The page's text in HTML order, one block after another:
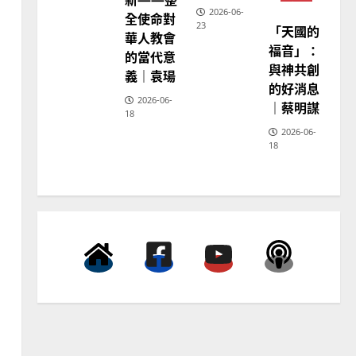
4
普世宣教
向穆斯林傳福音的可行策略
｜黃約瑟
2025-02-20
6
普世宣教
馬來西亞華人的農曆新年｜
2025-02-18
2026-06-
23
全使命對
華人教會
的當代意
義｜袁瑒
2026-06-
18
神
學
教
育
「天國的
福音」：
與神共創
的好消息
｜蔡明謀
2026-06-
18